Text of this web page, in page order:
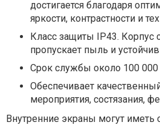
достигается благодаря
яркости, контрастности и
Класс защиты IP43. Корпус
пропускает пыль и
Срок службы около 100 000
Обеспечивает
мероприятия, состязания,
Внутренние экраны могут